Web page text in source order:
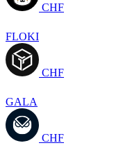
CHF
FLOKI
CHF
GALA
CHF